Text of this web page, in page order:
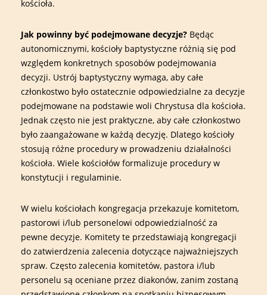
kościoła.
Jak powinny być podejmowane decyzje? Będąc
autonomicznymi, kościoły baptystyczne różnią się pod
względem konkretnych sposobów podejmowania
decyzji. Ustrój baptystyczny wymaga, aby całe
członkostwo było ostatecznie odpowiedzialne za decyzje
podejmowane na podstawie woli Chrystusa dla kościoła.
Jednak często nie jest praktyczne, aby całe członkostwo
było zaangażowane w każdą decyzję. Dlatego kościoły
stosują różne procedury w prowadzeniu działalności
kościoła. Wiele kościołów formalizuje procedury w
konstytucji i regulaminie.
W wielu kościołach kongregacja przekazuje komitetom,
pastorowi i/lub personelowi odpowiedzialność za
pewne decyzje. Komitety te przedstawiają kongregacji
do zatwierdzenia zalecenia dotyczące najważniejszych
spraw. Często zalecenia komitetów, pastora i/lub
personelu są oceniane przez diakonów, zanim zostaną